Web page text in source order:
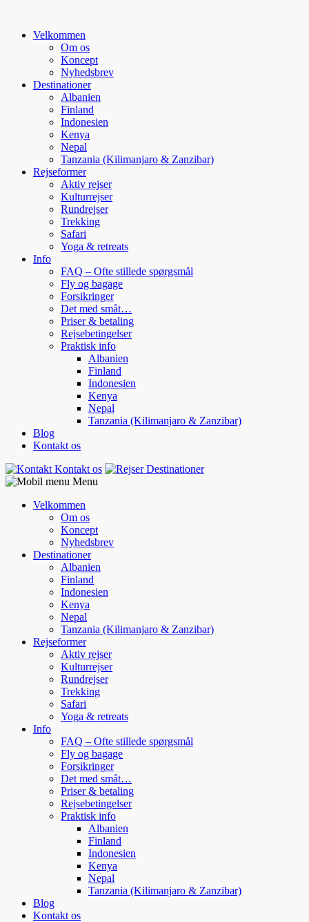
Velkommen
Om os
Koncept
Nyhedsbrev
Destinationer
Albanien
Finland
Indonesien
Kenya
Nepal
Tanzania (Kilimanjaro & Zanzibar)
Rejseformer
Aktiv rejser
Kulturrejser
Rundrejser
Trekking
Safari
Yoga & retreats
Info
FAQ – Ofte stillede spørgsmål
Fly og bagage
Forsikringer
Det med småt…
Priser & betaling
Rejsebetingelser
Praktisk info
Albanien
Finland
Indonesien
Kenya
Nepal
Tanzania (Kilimanjaro & Zanzibar)
Blog
Kontakt os
Kontakt os
Destinationer
Menu
Velkommen
Om os
Koncept
Nyhedsbrev
Destinationer
Albanien
Finland
Indonesien
Kenya
Nepal
Tanzania (Kilimanjaro & Zanzibar)
Rejseformer
Aktiv rejser
Kulturrejser
Rundrejser
Trekking
Safari
Yoga & retreats
Info
FAQ – Ofte stillede spørgsmål
Fly og bagage
Forsikringer
Det med småt…
Priser & betaling
Rejsebetingelser
Praktisk info
Albanien
Finland
Indonesien
Kenya
Nepal
Tanzania (Kilimanjaro & Zanzibar)
Blog
Kontakt os